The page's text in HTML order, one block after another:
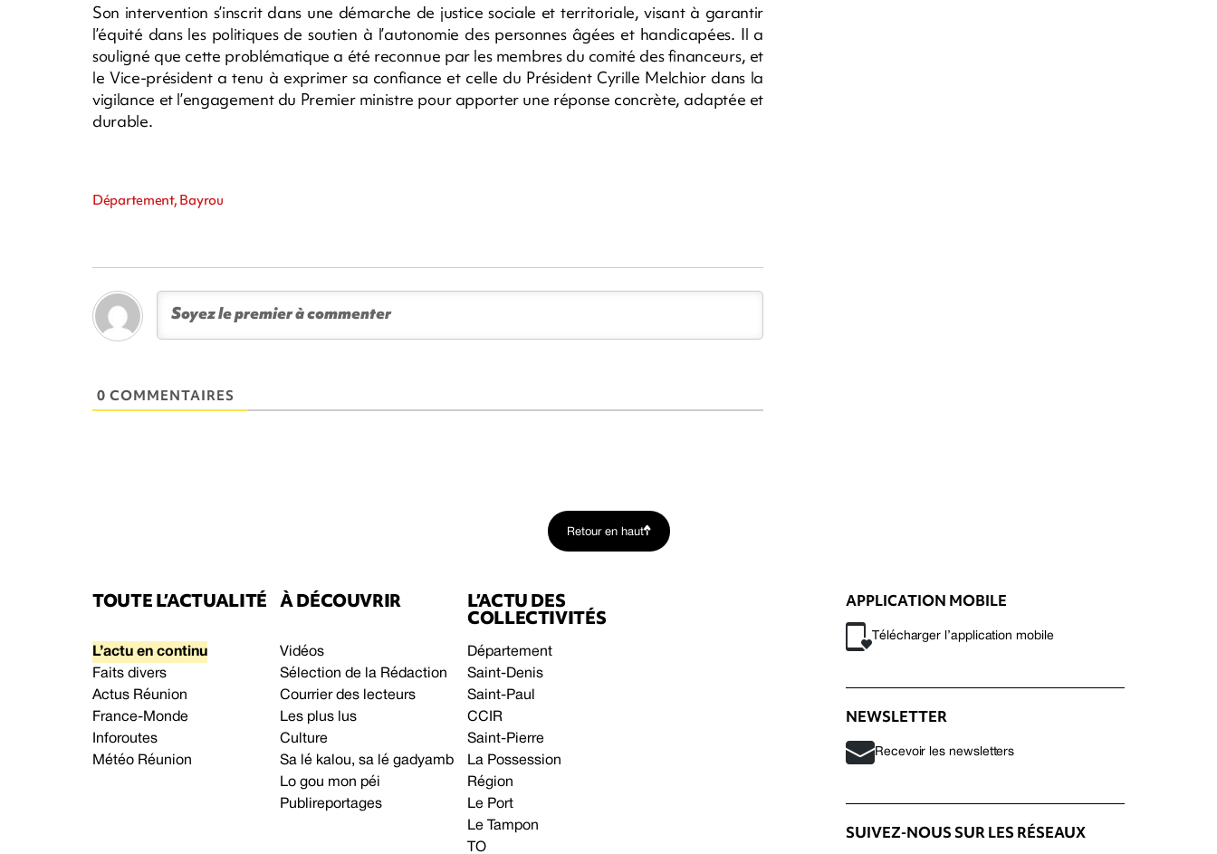
Son intervention s’inscrit dans une démarche de justice sociale et territoriale, visant à garantir
l’équité dans les politiques de soutien à l’autonomie des personnes âgées et handicapées. Il a
souligné que cette problématique a été reconnue par les membres du comité des financeurs, et
le Vice-président a tenu à exprimer sa confiance et celle du Président Cyrille Melchior dans la
vigilance et l’engagement du Premier ministre pour apporter une réponse concrète, adaptée et
durable.
Département, Bayrou
0 COMMENTAIRES
Retour en haut
TOUTE L’ACTUALITÉ
L’actu en continu
Faits divers
Actus Réunion
France-Monde
Inforoutes
Météo Réunion
À DÉCOUVRIR
Vidéos
Sélection de la Rédaction
Courrier des lecteurs
Les plus lus
Culture
Sa lé kalou, sa lé gadyamb
Lo gou mon péi
Publireportages
L’ACTU DES
COLLECTIVITÉS
Département
Saint-Denis
Saint-Paul
CCIR
Saint-Pierre
La Possession
Région
Le Port
Le Tampon
TO
APPLICATION MOBILE
Télécharger l’application mobile
NEWSLETTER
Recevoir les newsletters
SUIVEZ-NOUS SUR LES RÉSEAUX